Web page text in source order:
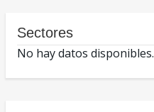
Sectores
No hay datos disponibles.